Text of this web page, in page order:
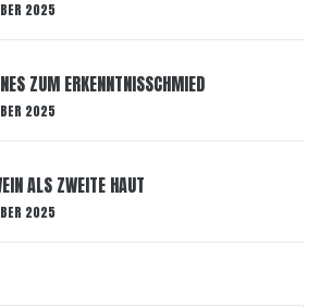
2025
ZUM ERKENNTNISSCHMIED
2025
ALS ZWEITE HAUT
2025